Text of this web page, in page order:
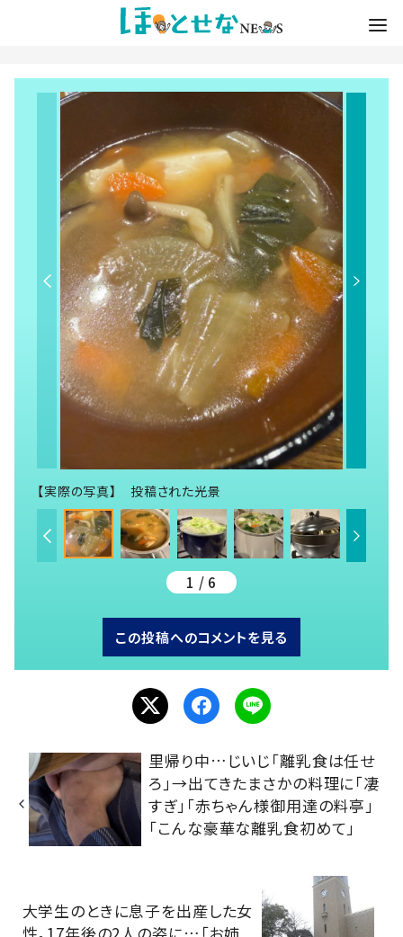
【実際の写真】 投稿された光景
1 / 6
この投稿へのコメントを見る
里帰り中…じいじ「離乳食は任せ
ろ」→出てきたまさかの料理に「凄
すぎ」「赤ちゃん様御用達の料亭」
「こんな豪華な離乳食初めて」
大学生のときに息子を出産した女